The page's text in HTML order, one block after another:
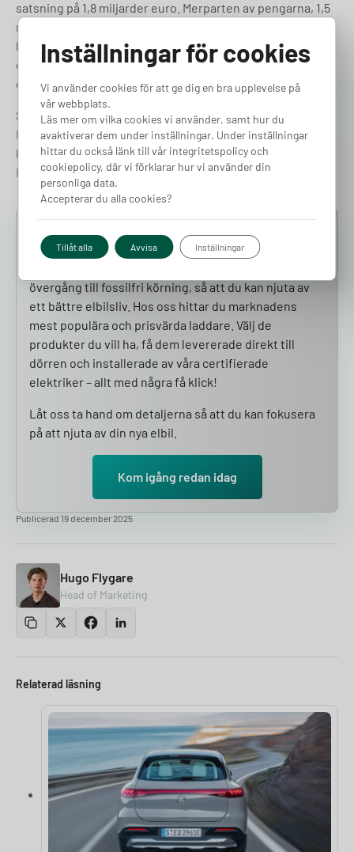
satsning på 1,8 miljarder euro. Merparten av pengarna, 1,5
miljarder, viks åt räntefria lån till europeiska
battericellstillverkare. Målet är att bygga en helt
europeisk värdekedja och minska beroendet av
dominerande globala spelare.
Sammanfattningsvis är budskapet från Bryssel tydligt:
Klimatmålen ligger fast, men vägen dit har blivit betydligt
krokigare – och mer tillåtande för den teknik som byggde
Europas bilindustri.
För ett smidigare elbilsliv
övergång till fossilfri körning, så att du kan njuta av
ett bättre elbilsliv. Hos oss hittar du marknadens
mest populära och prisvärda laddare. Välj de
produkter du vill ha, få dem levererade direkt till
dörren och installerade av våra certifierade
elektriker – allt med några få klick!
Låt oss ta hand om detaljerna så att du kan fokusera
på att njuta av din nya elbil.
Kom igång redan idag
Publicerad 19 december 2025
Hugo Flygare
Head of Marketing
Relaterad läsning
Inställningar för cookies
Vi använder cookies för att ge dig en bra upplevelse på
vår webbplats.
Läs mer om vilka cookies vi använder, samt hur du
avaktiverar dem under inställningar. Under inställningar
hittar du också länk till vår integritetspolicy och
cookiepolicy, där vi förklarar hur vi använder din
personliga data.
Accepterar du alla cookies?
Tillåt alla Avvisa Inställningar